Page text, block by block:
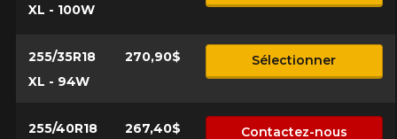
XL - 100W
255/35R18
XL - 94W
270,90$ Sélectionner
255/40R18
267,40$ Contactez-nous